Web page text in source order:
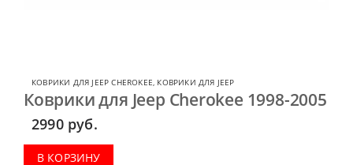
КОВРИКИ ДЛЯ JEEP CHEROKEE, КОВРИКИ ДЛЯ JEEP
Коврики для Jeep Cherokee 1998-2005
2990 руб.
В КОРЗИНУ